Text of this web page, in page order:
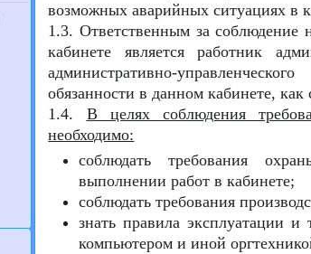
возможных аварийных ситуациях в
1.3. Ответственным за соблюдение
кабинете является работник
административно-
обязанности в данном кабинете, как
1.4. В целях соблюдения
необходимо:
соблюдать требования
выполнении работ в кабинете;
соблюдать требования
знать правила эксплуатации и
компьютером и иной